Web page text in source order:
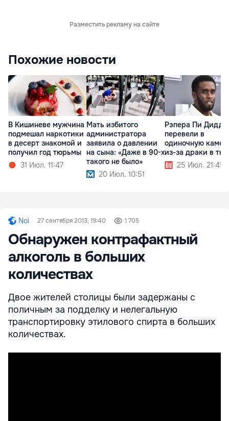
Разместить рекламу на сайте
Похожие новости
В Кишиневе мужчина
подмешал наркотики
в десерт знакомой и
получил год тюрьмы
31 Июл. 11:47
Мать избитого
администратора
заявила о давлении
на сына: «Даже в 90-х
такого не было»
20 Июл. 10:51
Рэпера Пи Дидди
перевели в
одиночную
из-за драки в
25 Июл. 21:45
Noi 27 сентября 2013, 19:40 1 705
Обнаружен контрафактный
алкоголь в больших
количествах
Двое жителей столицы были задержаны с
поличным за подделку и нелегальную
транспортировку этилового спирта в больших
количествах.